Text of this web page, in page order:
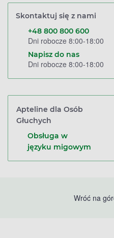
Skontaktuj się z nami
+48 800 800 600
Dni robocze 8:00-18:00
Napisz do nas
Dni robocze 8:00-18:00
Apteline dla Osób
Głuchych
Obsługa w
języku migowym
Wróć na